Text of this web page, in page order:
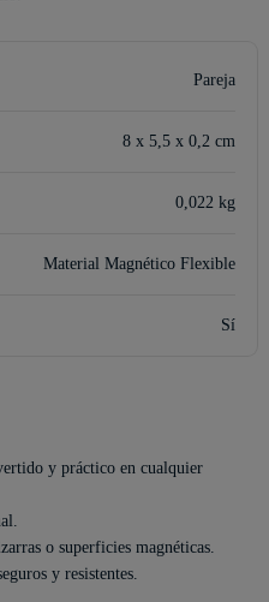
Pareja
8 x 5,5 x 0,2 cm
0,022 kg
Material Magnético Flexible
Sí
y práctico en cualquier
o superficies magnéticas.
y resistentes.